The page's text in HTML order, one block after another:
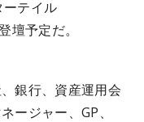
ーテイル
壇予定だ。
銀行、資産運用会
ージャー、GP、